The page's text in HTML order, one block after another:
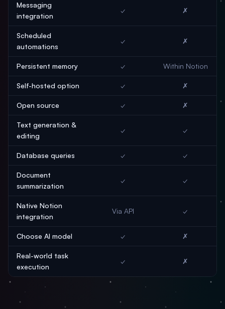
Messaging
integration
✓ ✗
Scheduled
automations
✓ ✗
Persistent memory ✓ Within Notion
Self-hosted option ✓ ✗
Open source ✓ ✗
Text generation &
editing
✓ ✓
Database queries ✓ ✓
Document
summarization
✓ ✓
Native Notion
integration
Via API ✓
Choose AI model ✓ ✗
Real-world task
execution
✓ ✗